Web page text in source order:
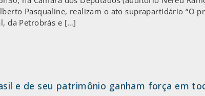
Pasqualine, realizam o ato suprapartidário “O
da Petrobrás e […]
e de seu patrimônio ganham força em